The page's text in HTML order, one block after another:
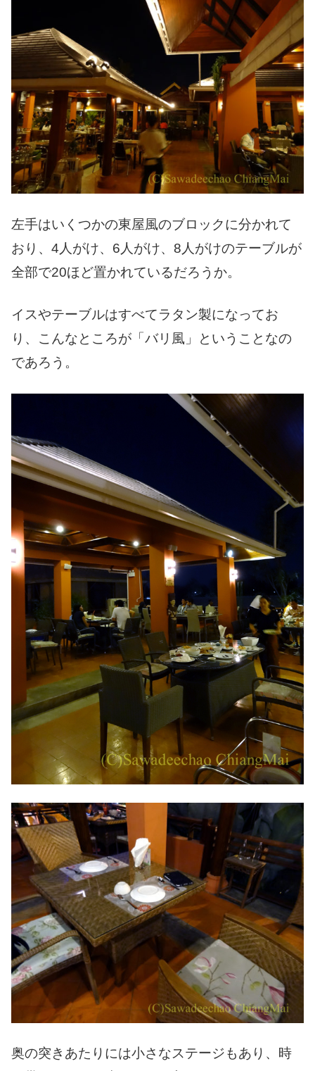
左手はいくつかの東屋風のブロックに分かれて
おり、4人がけ、6人がけ、8人がけのテーブルが
全部で20ほど置かれているだろうか。
イスやテーブルはすべてラタン製になってお
り、こんなところが「バリ風」ということなの
であろう。
奥の突きあたりには小さなステージもあり、時